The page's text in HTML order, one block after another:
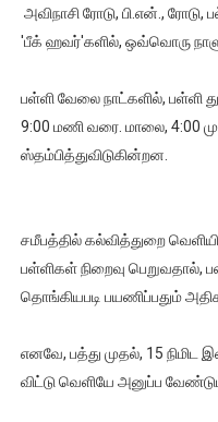
அவிநாசி ரோடு, பி.என்.,
'பீக் ஹவர்'களில், ஒவ்வொரு
பள்ளி வேலை நாட்களில், பள்ளி
9:00 மணி வரை. மாலை, 4:00
ஸ்தம்பித்துவிடுகின்றன.
சமீபத்தில் கல்வித்துறை
பள்ளிகள் நிறைவு பெறுவதால்,
தொங்கியபடி பயணிப்பதும்
எனவே, பத்து முதல், 15
விட்டு வெளியே அனுப்ப